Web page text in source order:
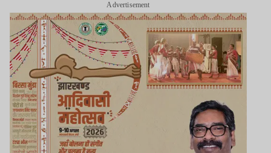
Advertisement